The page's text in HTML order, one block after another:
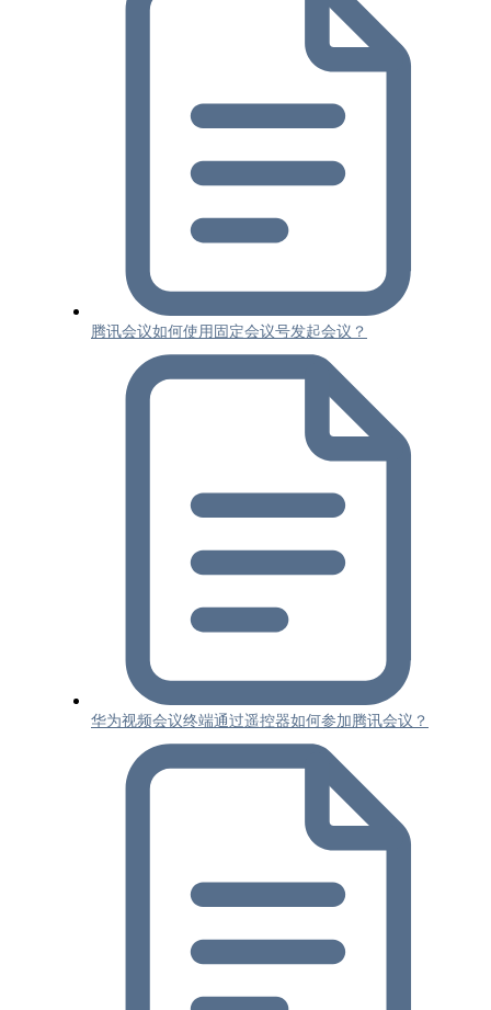
腾讯会议如何使用固定会议号发起会议？
华为视频会议终端通过遥控器如何参加腾讯会议？